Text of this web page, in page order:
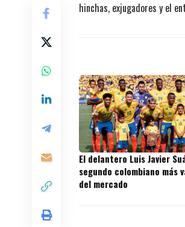
hinchas, exjugadores y el
El delantero Luis Javier
segundo colombiano más
del mercado